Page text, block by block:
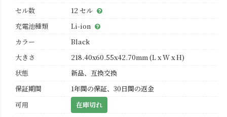
セル数
12 セル
充電池種類
Li-ion
カラー
Black
大きさ
218.40x60.55x42.70mm (L x W x H)
状態
新品、互換交換
保証期間
1年間の保証、30日間の返金
可用
在庫切れ